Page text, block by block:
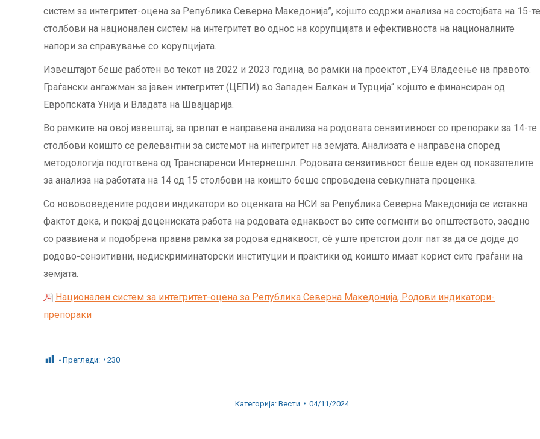
систем за интегритет-оцена за Република Северна Македонија”, којшто содржи анализа на состојбата на 15-те
столбови на национален систем на интегритет во однос на корупцијата и ефективноста на националните
напори за справување со корупцијата.
Извештајот беше работен во текот на 2022 и 2023 година, во рамки на проектот „ЕУ4 Владеење на правото:
Граѓански ангажман за јавен интегритет (ЦЕПИ) во Западен Балкан и Турција“ којшто е финансиран од
Европската Унија и Владата на Швајцарија.
Во рамките на овој извештај, за првпат е направена анализа на родовата сензитивност со препораки за 14-те
столбови коишто се релевантни за системот на интегритет на земјата. Анализата е направена според
методологија подготвена од Транспаренси Интернешнл. Родовата сензитивност беше еден од показателите
за анализа на работата на 14 од 15 столбови на коишто беше спроведена севкупната проценка.
Со новововедените родови индикатори во оценката на НСИ за Република Северна Македонија се истакна
фактот дека, и покрај децениската работа на родовата еднаквост во сите сегменти во општеството, заедно
со развиена и подобрена правна рамка за родова еднаквост, сè уште претстои долг пат за да се дојде до
родово-сензитивни, недискриминаторски институции и практики од коишто имаат корист сите граѓани на
земјата.
Национален систем за интегритет-оцена за Република Северна Македонија, Родови индикатори-
препораки
Прегледи: 230
Категорија: Вести 04/11/2024